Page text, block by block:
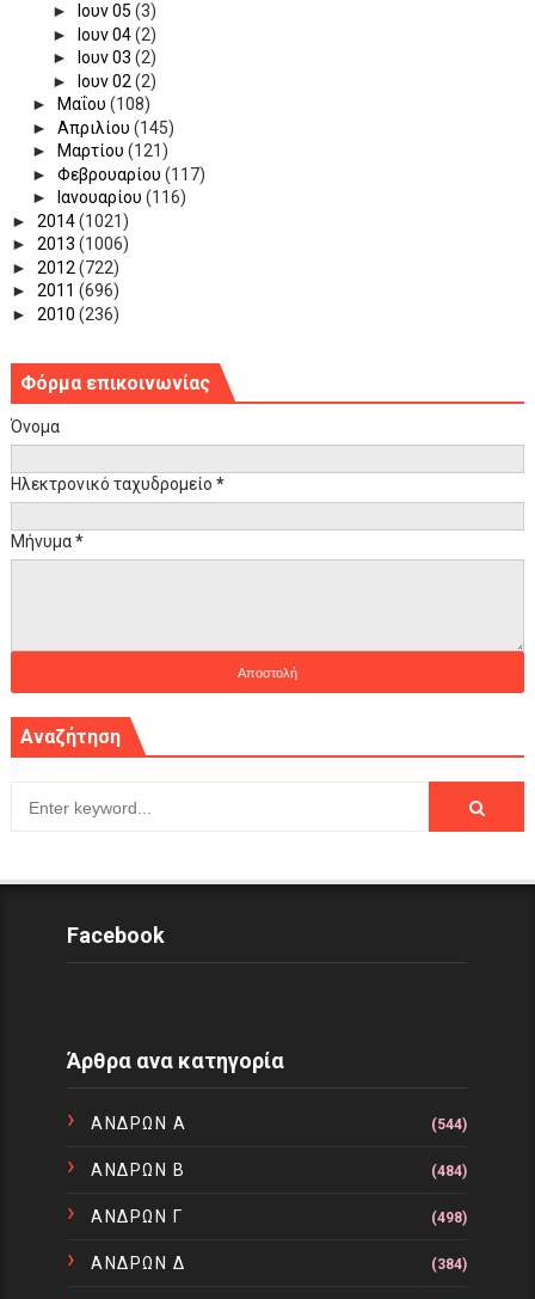
►
Ιουν 05 (3)
►
Ιουν 04(2)
►
Ιουν 03 (2)
►
Ιουν 02 (2)
►
Μαΐου (108)
► Απριλίου (145)
►
Μαρτίου (121)
► Φεβρουαρίου (117)
►
Ιανουαρίου (116)
► 2014(1021)
► 2013 (1006)
► 2012 (722)
► 2011 (696)
► 2010 (236)
Φόρμα επικοινωνίας
Όνομα
Ηλεκτρονικό ταχυδρομείο *
Μήνυμα*
Αναζήτηση
Facebook
Άρθρα ανα κατηγορία
ΑΝΔΡΩΝ Α (544)
ΑΝΔΡΩΝ Β (484)
ΑΝΔΡΩΝ Γ (498)
ΑΝΔΡΩΝ Δ (384)